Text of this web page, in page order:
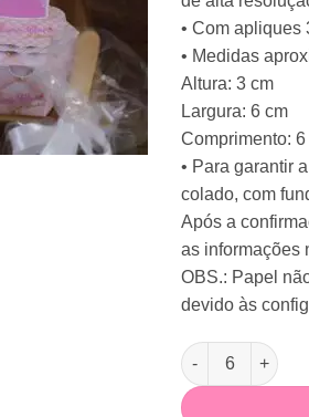
• Com apliques
• Medidas
Altura: 3 cm
Largura: 6 cm
Comprimento: 6
• Para garantir
colado, com
Após a
as informações
OBS.: Papel
devido às
Caixa Sextavada